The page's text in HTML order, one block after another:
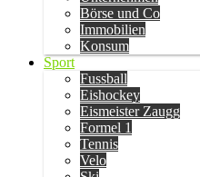
Börse und Co
Immobilien
Konsum
Sport
Fussball
Eishockey
Eismeister Zaugg
Formel 1
Tennis
Velo